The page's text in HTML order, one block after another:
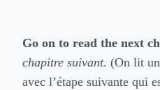
Go on to read the next
chapitre suivant. (On lit
avec l’étape suivante qui